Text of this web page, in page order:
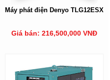
Máy phát điện Denyo TLG12ESX
Giá bán: 216,500,000 VNĐ